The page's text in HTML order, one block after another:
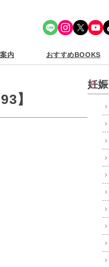
Share Icon Instagram X YouTube
内 おすすめBOOKS
】
妊